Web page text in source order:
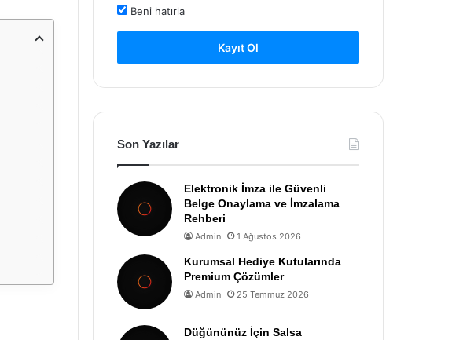
Beni hatırla
Kayıt Ol
Son Yazılar
Elektronik İmza ile Güvenli
Belge Onaylama ve İmzalama
Rehberi
Admin 1 Ağustos 2026
Kurumsal Hediye Kutularında
Premium Çözümler
Admin 25 Temmuz 2026
Düğününüz İçin Salsa